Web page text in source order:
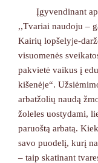
Įgyvendinant
,,Tvariai naudoju –
Kairių lopšelyje-
visuomenės
pakvietė vaikus į
kišenėje“.
arbatžolių naudą
žoleles uostydami,
paruoštą arbatą.
savo puodelį, kurį
– taip skatinant